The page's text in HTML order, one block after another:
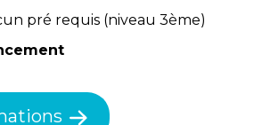
pré requis (niveau 3ème)